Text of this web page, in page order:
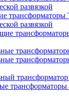
развязкой
развязкой